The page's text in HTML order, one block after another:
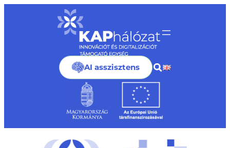
AI asszisztens